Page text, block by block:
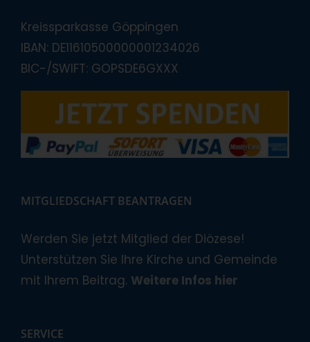
Kreissparkasse Göppingen
IBAN: DE11610500000001234026
BIC-/SWIFT: GOPSDE6GXXX
MITGLIEDSCHAFT BEANTRAGEN
Werden Sie jetzt Mitglied der Diözese!
Unterstützen Sie Ihre Kirche und Gemeinde
mit Ihrem Beitrag. Weitere Infos hier
SERVICE